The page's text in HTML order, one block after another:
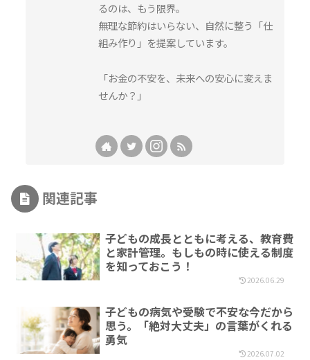
るのは、もう限界。
無理な節約はいらない、自然に整う「仕
組み作り」を提案しています。
「お金の不安を、未来への安心に変えま
せんか？」
関連記事
子どもの成長とともに考える、教育費
と家計管理。もしもの時に使える制度
を知っておこう！
2026.06.29
子どもの病気や受験で不安な今だから
思う。「絶対大丈夫」の言葉がくれる
勇気
2026.07.02